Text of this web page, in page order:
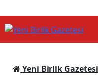
Yeni Birlik Gazetesi